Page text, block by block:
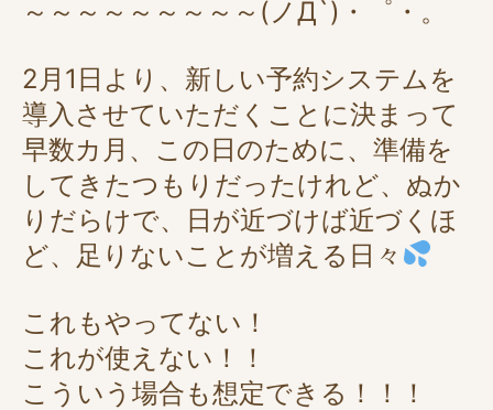
～～～～～～～～～(ノД`)・゜・。
2月1日より、新しい予約システムを
導入させていただくことに決まって
早数カ月、この日のために、準備を
してきたつもりだったけれど、ぬか
りだらけで、日が近づけば近づくほ
ど、足りないことが増える日々
これもやってない！
これが使えない！！
こういう場合も想定できる！！！